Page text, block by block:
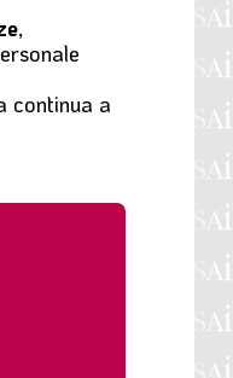
,
continua a